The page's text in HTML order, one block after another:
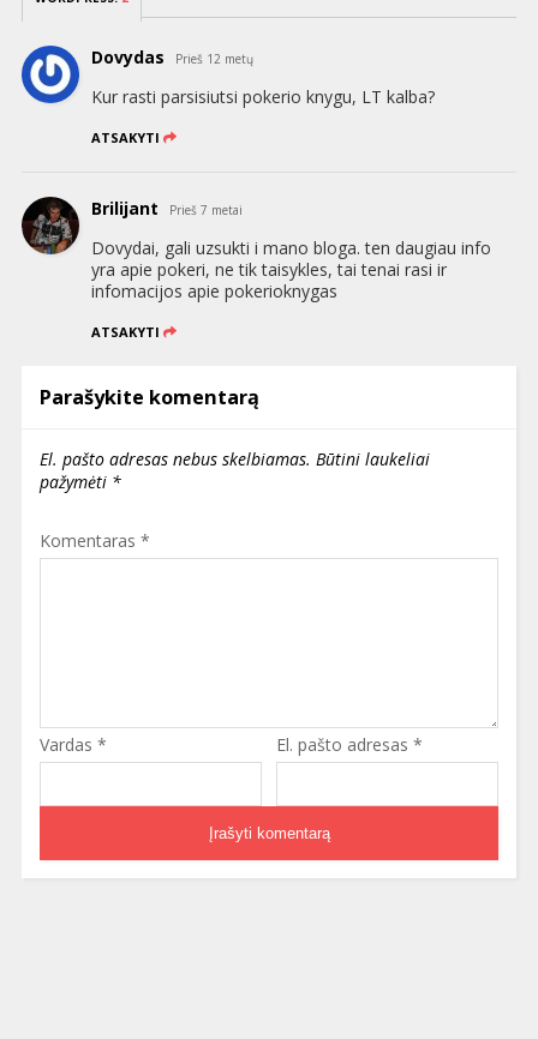
Dovydas Prieš 12 metų
Kur rasti parsisiutsi pokerio knygu, LT kalba?
ATSAKYTI
Brilijant Prieš 7 metai
Dovydai, gali uzsukti i mano bloga. ten daugiau info
yra apie pokeri, ne tik taisykles, tai tenai rasi ir
infomacijos apie pokerioknygas
ATSAKYTI
Parašykite komentarą
El. pašto adresas nebus skelbiamas. Būtini laukeliai
pažymėti *
Komentaras *
Vardas * El. pašto adresas *